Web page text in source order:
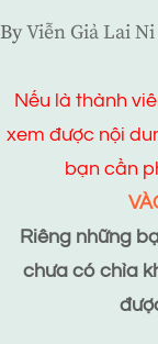
ByViễn Giả Lai
Nếu là thành
xem được nội
bạn cần
Riêng những
chưa có chìa